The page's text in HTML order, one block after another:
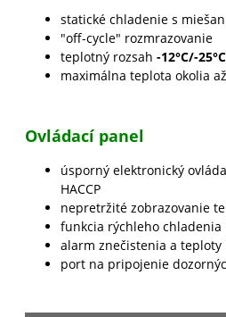
statické chladenie s
"off-cycle" rozmrazovanie
teplotný rozsah -12°C/-25°C
maximálna teplota okolia
Ovládací panel
úsporný elektronický
HACCP
nepretržité zobrazovanie
funkcia rýchleho chladenia
alarm znečistenia a teploty
port na pripojenie